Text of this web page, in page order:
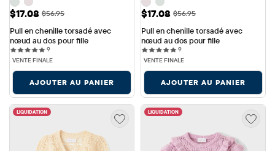
Prix ​​de vente: $17.08
$17.08 Prix ​​d'origine: $56.95
$56.95
Pull en chenille torsadé avec
nœud au dos pour fille
99 reviews
VENTE FINALE
AJOUTER AU PANIER
Prix ​​de vente: $17.08
$17.08 Prix ​​d'origine: $56.95
$56.95
Pull en chenille torsadé avec
nœud au dos pour fille
99 reviews
VENTE FINALE
AJOUTER AU PANIER
LIQUIDATION LIQUIDATION